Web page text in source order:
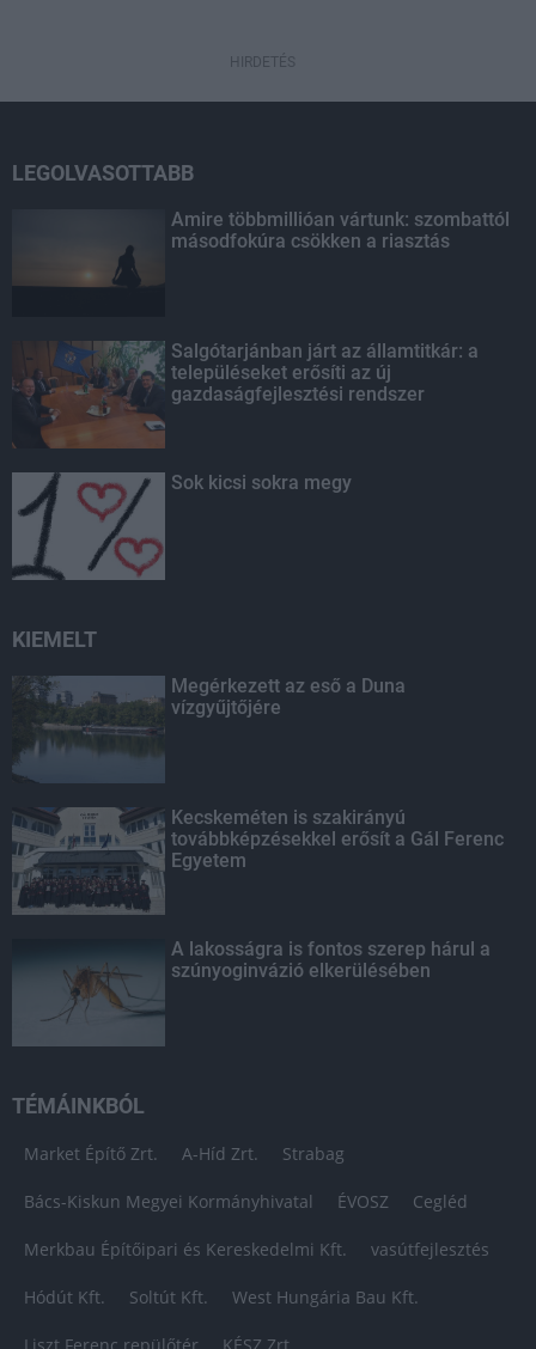
HIRDETÉS
LEGOLVASOTTABB
Amire többmillióan vártunk: szombattól
másodfokúra csökken a riasztás
Salgótarjánban járt az államtitkár: a
településeket erősíti az új
gazdaságfejlesztési rendszer
Sok kicsi sokra megy
KIEMELT
Megérkezett az eső a Duna
vízgyűjtőjére
Kecskeméten is szakirányú
továbbképzésekkel erősít a Gál Ferenc
Egyetem
A lakosságra is fontos szerep hárul a
szúnyoginvázió elkerülésében
TÉMÁINKBÓL
Market Építő Zrt. A-Híd Zrt. Strabag
Bács-Kiskun Megyei Kormányhivatal ÉVOSZ Cegléd
Merkbau Építőipari és Kereskedelmi Kft. vasútfejlesztés
Hódút Kft. Soltút Kft. West Hungária Bau Kft.